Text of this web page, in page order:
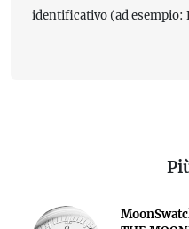
identificativo (ad esempio: